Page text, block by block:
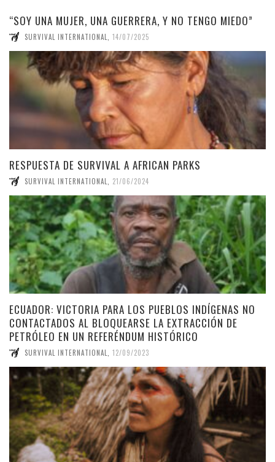
“SOY UNA MUJER, UNA GUERRERA, Y NO TENGO MIEDO”
SURVIVAL INTERNATIONAL 14/07/2025
RESPUESTA DE SURVIVAL A AFRICAN PARKS
SURVIVAL INTERNATIONAL 21/06/2024
ECUADOR: VICTORIA PARA LOS PUEBLOS INDÍGENAS NO
CONTACTADOS AL BLOQUEARSE LA EXTRACCIÓN DE
PETRÓLEO EN UN REFERÉNDUM HISTÓRICO
SURVIVAL INTERNATIONAL 12/09/2023